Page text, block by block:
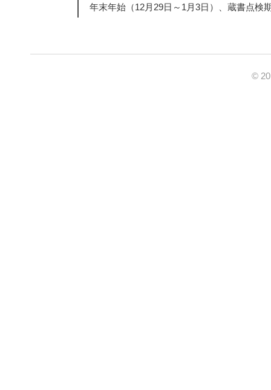
年末年始（12月29日～1月3日）、蔵書点検
©